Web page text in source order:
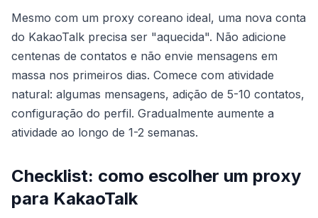
Mesmo com um proxy coreano ideal, uma nova conta
do KakaoTalk precisa ser "aquecida". Não adicione
centenas de contatos e não envie mensagens em
massa nos primeiros dias. Comece com atividade
natural: algumas mensagens, adição de 5-10 contatos,
configuração do perfil. Gradualmente aumente a
atividade ao longo de 1-2 semanas.
Checklist: como escolher um proxy
para KakaoTalk